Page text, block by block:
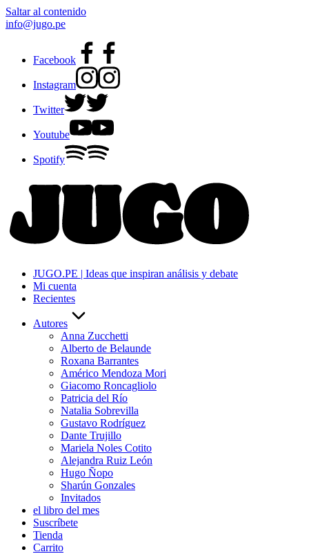
Saltar al contenido
info@jugo.pe
Facebook
Instagram
Twitter
Youtube
Spotify
JUGO.PE | Ideas que inspiran análisis y debate
Mi cuenta
Recientes
Autores
Anna Zucchetti
Alberto de Belaunde
Roxana Barrantes
Américo Mendoza Mori
Giacomo Roncagliolo
Patricia del Río
Natalia Sobrevilla
Gustavo Rodríguez
Dante Trujillo
Mariela Noles Cotito
Alejandra Ruiz León
Hugo Ñopo
Sharún Gonzales
Invitados
el libro del mes
Suscríbete
Tienda
Carrito